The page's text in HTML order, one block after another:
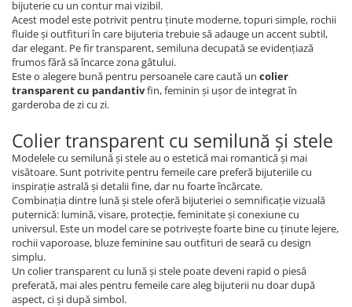
bijuterie cu un contur mai vizibil.
Acest model este potrivit pentru ținute moderne, topuri simple, rochii
fluide și outfituri în care bijuteria trebuie să adauge un accent subtil,
dar elegant. Pe fir transparent, semiluna decupată se evidențiază
frumos fără să încarce zona gâtului.
Este o alegere bună pentru persoanele care caută un colier
transparent cu pandantivfin, feminin și ușor de integrat în
garderoba de zi cu zi.
Colier transparent cu semilună și stele
Modelele cu semilună și stele au o estetică mai romantică și mai
visătoare. Sunt potrivite pentru femeile care preferă bijuteriile cu
inspirație astrală și detalii fine, dar nu foarte încărcate.
Combinația dintre lună și stele oferă bijuteriei o semnificație vizuală
puternică: lumină, visare, protecție, feminitate și conexiune cu
universul. Este un model care se potrivește foarte bine cu ținute lejere,
rochii vaporoase, bluze feminine sau outfituri de seară cu design
simplu.
Un colier transparent cu lună și stele poate deveni rapid o piesă
preferată, mai ales pentru femeile care aleg bijuterii nu doar după
aspect, ci și după simbol.